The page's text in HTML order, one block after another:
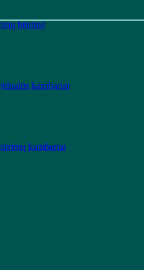
būstinė
kambariai
kambariai